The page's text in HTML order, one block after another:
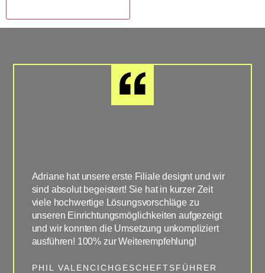
Adriane hat unsere erste Filiale designt und wir
sind absolut begeistert! Sie hat in kurzer Zeit
viele hochwertige Lösungsvorschläge zu
unseren Einrichtungsmöglichkeiten aufgezeigt
und wir konnten die Umsetzung unkompliziert
ausführen! 100% zur Weiterempfehlung!
PHIL VALENCICHGESCHEFTSFÜHRER